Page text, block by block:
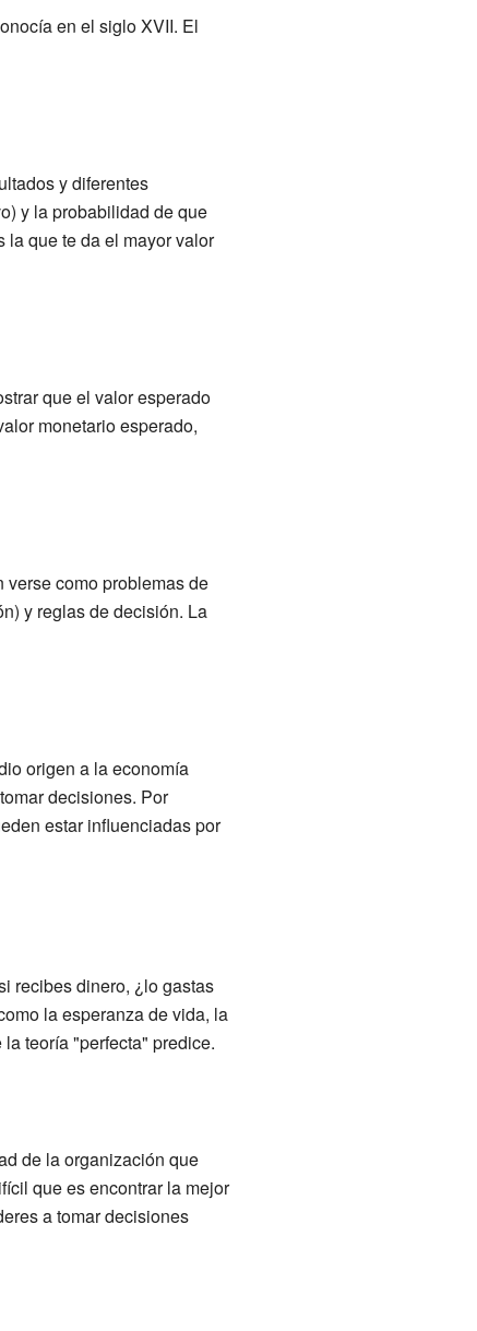
en el siglo XVII. El
y diferentes
y la probabilidad de que
que te da el mayor valor
que el valor esperado
monetario esperado,
como problemas de
y reglas de decisión. La
origen a la economía
decisiones. Por
estar influenciadas por
recibes dinero, ¿lo gastas
la esperanza de vida, la
teoría "perfecta" predice.
de la organización que
que es encontrar la mejor
a tomar decisiones